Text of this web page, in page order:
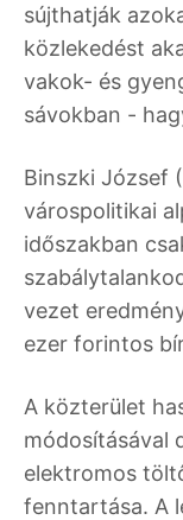
sújthatják
közlekedést
vakok- és
sávokban -
Binszki József
várospolitikai
időszakban
vezet
ezer forintos
A közterület
módosításával
elektromos
fenntartása. A